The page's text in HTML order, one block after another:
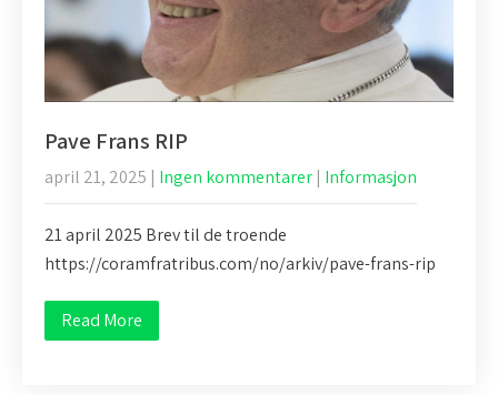
Pave Frans RIP
april 21, 2025 | Ingen kommentarer | Informasjon
21 april 2025 Brev til de troende
https://coramfratribus.com/no/arkiv/pave-frans-rip
Read More